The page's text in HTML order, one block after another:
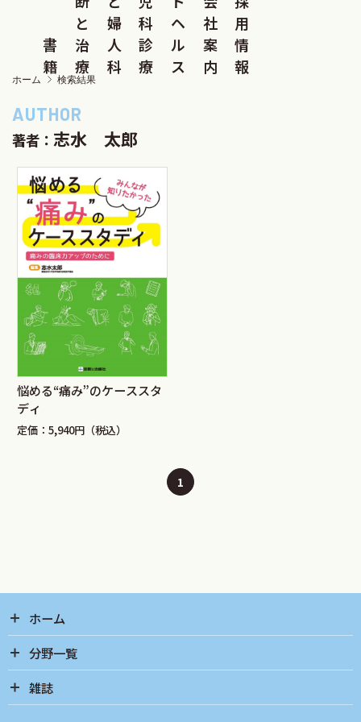
書
籍
と
治
療
婦
人
科
科
診
療
ヘ
ル
ス
社
案
内
用
情
報
ホーム 検索結果
著者： 志水 太郎
悩める“痛み”のケーススタ
ディ
定価：5,940円（税込）
1
ホーム
分野一覧
雑誌